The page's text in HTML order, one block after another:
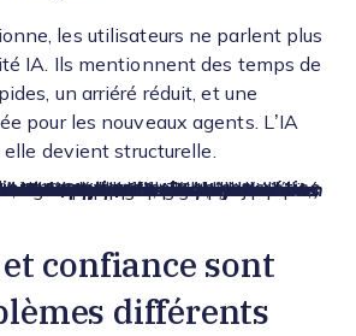
les utilisateurs ne parlent plus
IA. Ils mentionnent des temps de
un arriéré réduit, et une
pour les nouveaux agents. L’IA
devient structurelle.
Instantané client : comment cela se concrétise en pratique
en double ou des relances oubliées.
chaque conversation avait un responsable clairement identifié, et les managers avaient enfin de la visibilité sur l’avancement du travail.
Chaque demande est suivie, prise en charge et résolue plus vite. »
des opérations, ITS Logistics.
confiance sont
différents